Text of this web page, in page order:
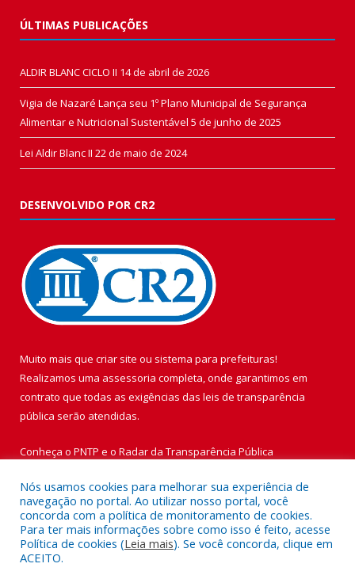
ÚLTIMAS PUBLICAÇÕES
ALDIR BLANC CICLO II 14 de abril de 2026
Vigia de Nazaré Lança seu 1º Plano Municipal de Segurança
Alimentar e Nutricional Sustentável 5 de junho de 2025
Lei Aldir Blanc II 22 de maio de 2024
DESENVOLVIDO POR CR2
Muito mais que criar site ou sistema para prefeituras!
Realizamos uma assessoria completa, onde garantimos em
contrato que todas as exigências das leis de transparência
pública serão atendidas.
Conheça o PNTP e o Radar da Transparência Pública
Todos os direitos reservados a Prefeitura Municipal de Vigia de
Nazaré.
Nós usamos cookies para melhorar sua experiência de
navegação no portal. Ao utilizar nosso portal, você
concorda com a política de monitoramento de cookies.
Para ter mais informações sobre como isso é feito, acesse
Política de cookies (Leia mais). Se você concorda, clique em
ACEITO.